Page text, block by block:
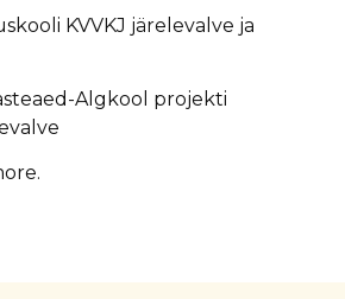
KVVKJ järelevalve ja
Algkool projekti